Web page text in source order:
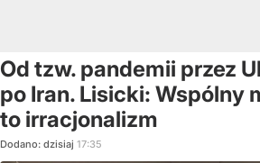
Od tzw. pandemii przez
po Iran. Lisicki: Wspólny
to irracjonalizm
Dodano: dzisiaj 17:35